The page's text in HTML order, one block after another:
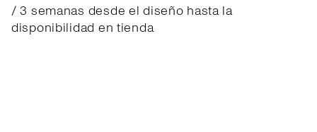
/ 3 semanas desde el diseño hasta la
disponibilidad en tienda